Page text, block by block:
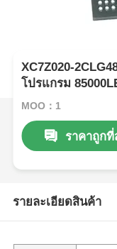
XC7Z020-
โปรแกรม
MOQ：1
ราคาถูก
รายละเอียดสินค้า